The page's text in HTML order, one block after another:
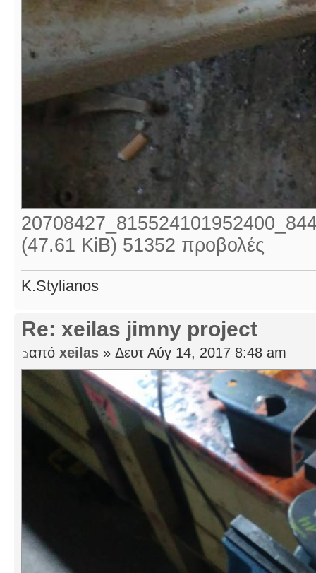
(47.61 KiB) 51352 προβολές
K.Stylianos
Re: xeilas jimny project
από xeilas » Δευτ Αύγ 14, 2017 8:48 am